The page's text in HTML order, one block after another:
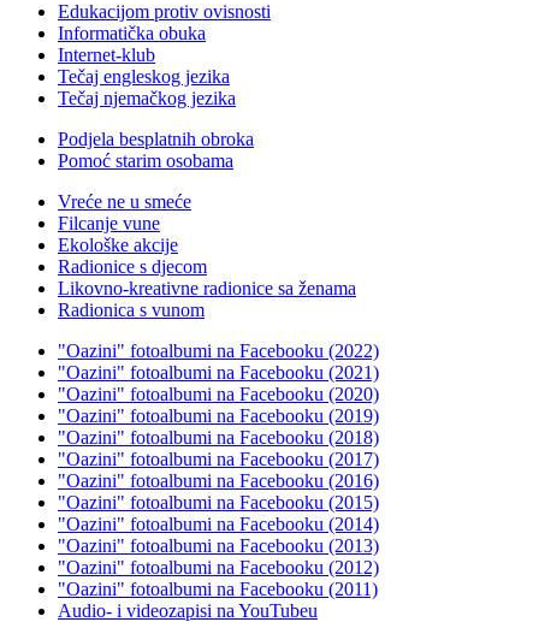
Edukacijom protiv ovisnosti
Informatička obuka
Internet-klub
Tečaj engleskog jezika
Tečaj njemačkog jezika
Podjela besplatnih obroka
Pomoć starim osobama
Vreće ne u smeće
Filcanje vune
Ekološke akcije
Radionice s djecom
Likovno-kreativne radionice sa ženama
Radionica s vunom
"Oazini" fotoalbumi na Facebooku (2022)
"Oazini" fotoalbumi na Facebooku (2021)
"Oazini" fotoalbumi na Facebooku (2020)
"Oazini" fotoalbumi na Facebooku (2019)
"Oazini" fotoalbumi na Facebooku (2018)
"Oazini" fotoalbumi na Facebooku (2017)
"Oazini" fotoalbumi na Facebooku (2016)
"Oazini" fotoalbumi na Facebooku (2015)
"Oazini" fotoalbumi na Facebooku (2014)
"Oazini" fotoalbumi na Facebooku (2013)
"Oazini" fotoalbumi na Facebooku (2012)
"Oazini" fotoalbumi na Facebooku (2011)
Audio- i videozapisi na YouTubeu